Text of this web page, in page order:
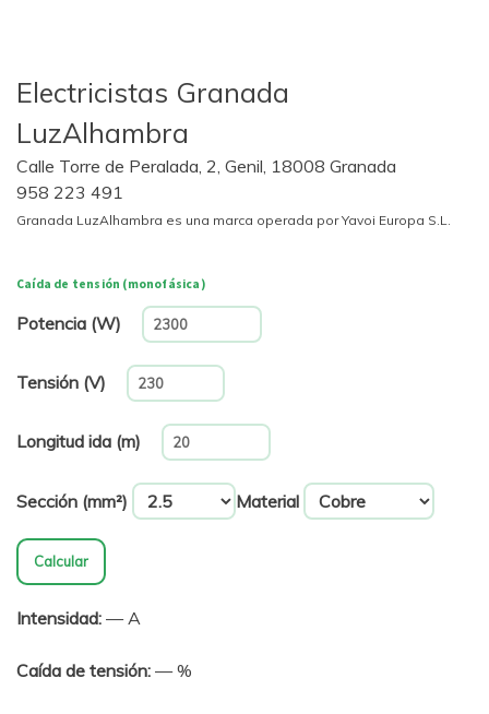
Electricistas Granada
LuzAlhambra
Calle Torre de Peralada, 2, Genil, 18008 Granada
958 223 491
Granada LuzAlhambra es una marca operada por Yavoi Europa S.L.
Caída de tensión (monofásica)
Potencia (W)
Tensión (V)
Longitud ida (m)
Sección (mm²) Material
Calcular
Intensidad: — A
Caída de tensión: — %